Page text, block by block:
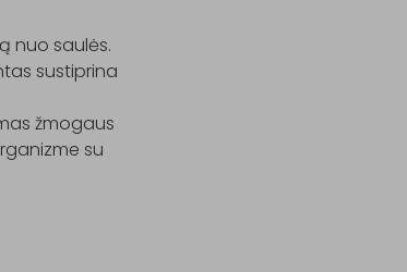
nuo saulės.
sustiprina
žmogaus
su